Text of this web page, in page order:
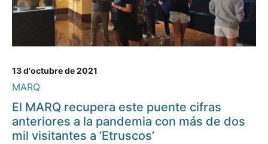
13 d'octubre de 2021
MARQ
El MARQ recupera este puente cifras
anteriores a la pandemia con más de dos
mil visitantes a ‘Etruscos’